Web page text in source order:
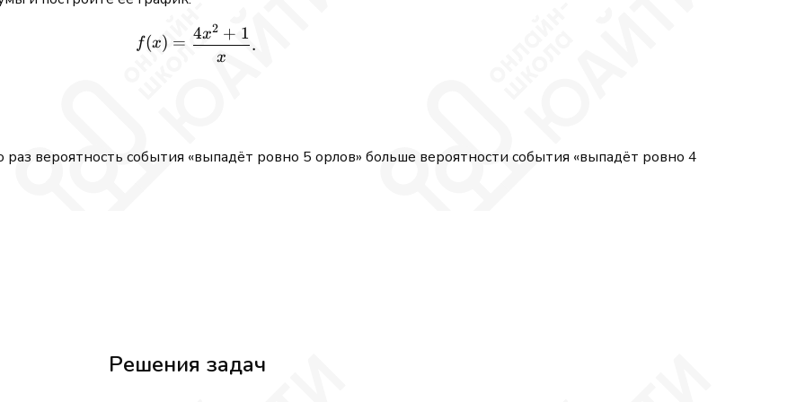
f(x) = \frac{4x^2 + 1}{x}.
f(x) =
x
4x2 + 1
.
вероятность события «выпадёт ровно 5 орлов» больше вероятности события «выпадёт ровно 4
Решения задач